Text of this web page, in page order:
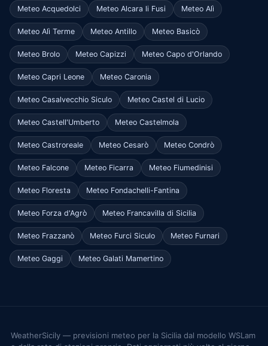
Meteo Acquedolci Meteo Alcara li Fusi Meteo Alì
Meteo Alì Terme Meteo Antillo Meteo Basicò
Meteo Brolo Meteo Capizzi Meteo Capo d'Orlando
Meteo Capri Leone Meteo Caronia
Meteo Casalvecchio Siculo Meteo Castel di Lucio
Meteo Castell'Umberto Meteo Castelmola
Meteo Castroreale Meteo Cesarò Meteo Condrò
Meteo Falcone Meteo Ficarra Meteo Fiumedinisi
Meteo Floresta Meteo Fondachelli-Fantina
Meteo Forza d'Agrò Meteo Francavilla di Sicilia
Meteo Frazzanò Meteo Furci Siculo Meteo Furnari
Meteo Gaggi Meteo Galati Mamertino
WeatherSicily — previsioni meteo per la Sicilia dal modello WSLam